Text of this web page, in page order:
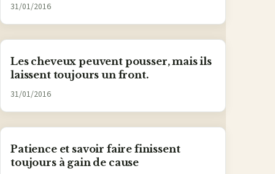
31/01/2016
Les cheveux peuvent pousser, mais ils
laissent toujours un front.
31/01/2016
Patience et savoir faire finissent
toujours à gain de cause